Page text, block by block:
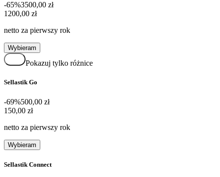
-65%3500,00 zł
1200,00 zł
1200,00 zł
netto za pierwszy rok
Wybieram
Pokazuj tylko różnice
Sellastik Go
-69%500,00 zł
150,00 zł
150,00 zł
netto za pierwszy rok
Wybieram
Sellastik Connect